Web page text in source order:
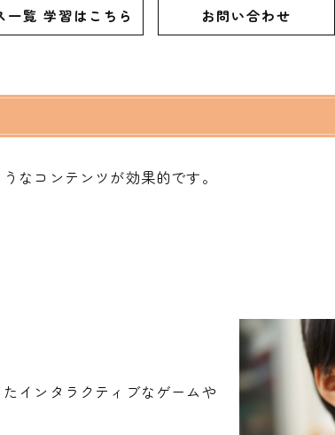
一覧 学習はこちら お問い合わせ
なコンテンツが効果的です。
インタラクティブなゲームや